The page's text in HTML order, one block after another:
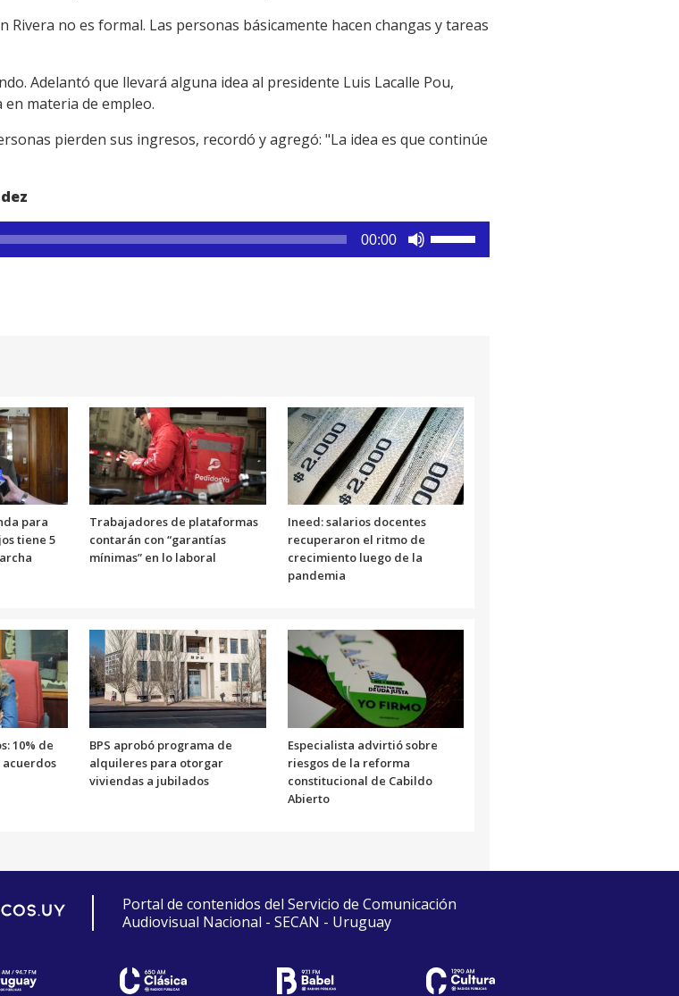
Rivera no es formal. Las personas básicamente hacen changas y tareas
Adelantó que llevará alguna idea al presidente Luis Lacalle Pou,
materia de empleo.
pierden sus ingresos, recordó y agregó: "La idea es que continúe
00:00
disminuir
el
volumen.
para
tiene 5
Trabajadores de plataformas
contarán con “garantías
mínimas” en lo laboral
Ineed: salarios docentes
recuperaron el ritmo de
crecimiento luego de la
pandemia
10% de
acuerdos
BPS aprobó programa de
alquileres para otorgar
viviendas a jubilados
Especialista advirtió sobre
riesgos de la reforma
constitucional de Cabildo
Abierto
Portal de contenidos del Servicio de Comunicación
Audiovisual Nacional - SECAN - Uruguay